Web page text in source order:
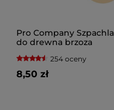
Pro Company Szpachla
do drewna brzoza
254 oceny
8,50 zł